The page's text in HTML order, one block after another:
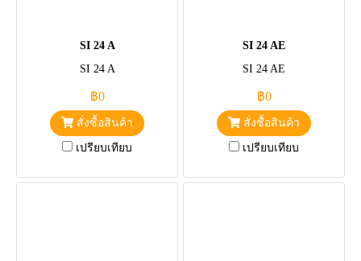
SI 24 A
SI 24 A
฿0
สั่งซื้อสินค้า
เปรียบเทียบ
SI 24 AE
SI 24 AE
฿0
สั่งซื้อสินค้า
เปรียบเทียบ